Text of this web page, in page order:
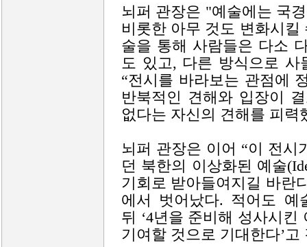
뇌퍼 관장은 "예술에는 국
비롯한 아무 것도 변화시
술을 통해 사람들은 다소
도 있고, 다른 방식으로 사
“전시를 바라보는 관점에
반북적인 견해와 입장이
없다는 자신의 견해를 피력
뇌퍼 관장은 이어 “이 전시
던 북한의 이상화된 예술
기회로 받아들여지길 바란
에서 벗어났다. 적어도 예
뒤 ‘4년을 준비해 성사시
기여할 것으로 기대한다’고